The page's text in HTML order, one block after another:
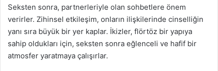
Seksten sonra, partnerleriyle olan sohbetlere önem
verirler. Zihinsel etkileşim, onların ilişkilerinde cinselliğin
yanı sıra büyük bir yer kaplar. İkizler, flörtöz bir yapıya
sahip oldukları için, seksten sonra eğlenceli ve hafif bir
atmosfer yaratmaya çalışırlar.